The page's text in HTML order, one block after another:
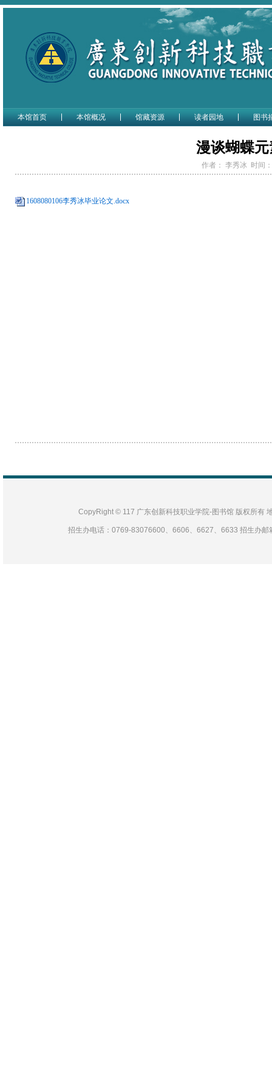
本馆首页 本馆概况 馆藏资源 读者园地 图书
漫谈蝴蝶
作者： 李秀冰 时间
1608080106李秀冰毕业论文.docx
CopyRight © 117 广东创新科技职业学院-图书馆 版权所有
招生办电话：0769-83076600、6606、6627、6633 招生办